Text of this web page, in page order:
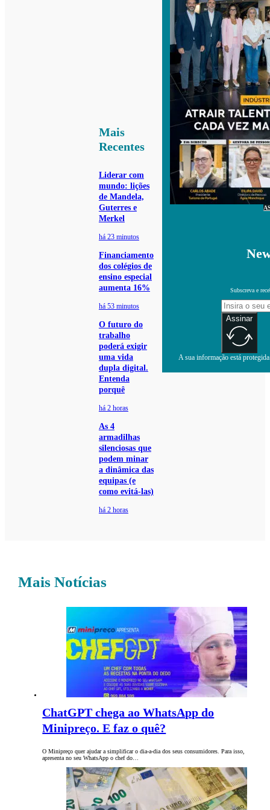
Mais
Recentes
Liderar com
mundo: lições
de Mandela,
Guterres e
Merkel
há 23 minutos
Financiamento
dos colégios de
ensino especial
aumenta 16%
há 53 minutos
O futuro do
trabalho
poderá exigir
uma vida
dupla digital.
Entenda
porquê
há 2 horas
As 4
armadilhas
silenciosas que
podem minar
a dinâmica das
equipas (e
como evitá-las)
há 2 horas
Subscreva e
Assinar
A sua informação está
Mais Notícias
ChatGPT chega ao WhatsApp do
Minipreço. E faz o quê?
O Minipreço quer ajudar a simplificar o dia-a-dia dos seus consumidores. Para isso,
apresenta no seu WhatsApp o chef do…